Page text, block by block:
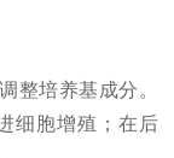
整培养基成分。
细胞增殖；在后